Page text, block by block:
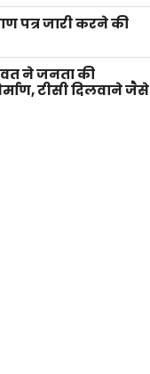
पत्र जारी करने की
ने जनता की
टीसी दिलवाने जैसे